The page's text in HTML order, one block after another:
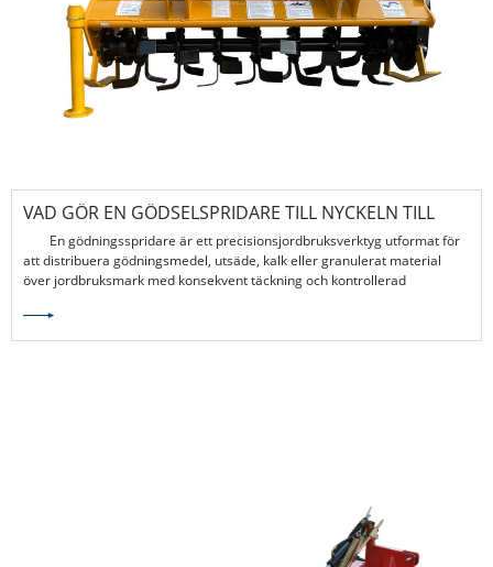
VAD GÖR EN GÖDSELSPRIDARE TILL NYCKELN TILL
MODERNT PRECISIONSJORDBRUK?
En gödningsspridare är ett precisionsjordbruksverktyg utformat för
att distribuera gödningsmedel, utsäde, kalk eller granulerat material
över jordbruksmark med konsekvent täckning och kontrollerad
näringsämnesplacering, och en gödselspridare spelar en central roll för
att leverera enhetlig fördelning som stödjer grödans hälsa, ökar